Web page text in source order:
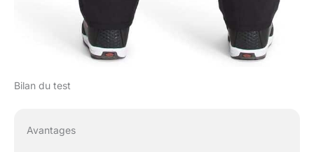
Bilan du test
Avantages